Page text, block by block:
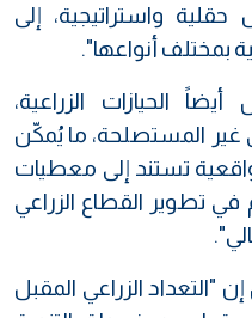
واستراتيجية، إلى
بمختلف أنواعها".
الحيازات الزراعية،
غير المستصلحة، ما يُمكّن
تستند إلى معطيات
تطوير القطاع الزراعي
"التعداد الزراعي المقبل